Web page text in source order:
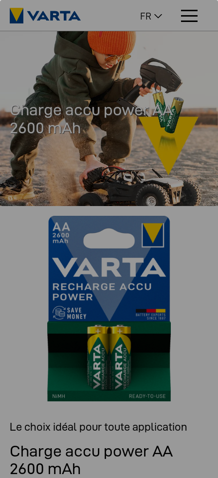
FR
Charge accu power AA
2600 mAh
Le choix idéal pour toute application
Charge accu power AA
2600 mAh